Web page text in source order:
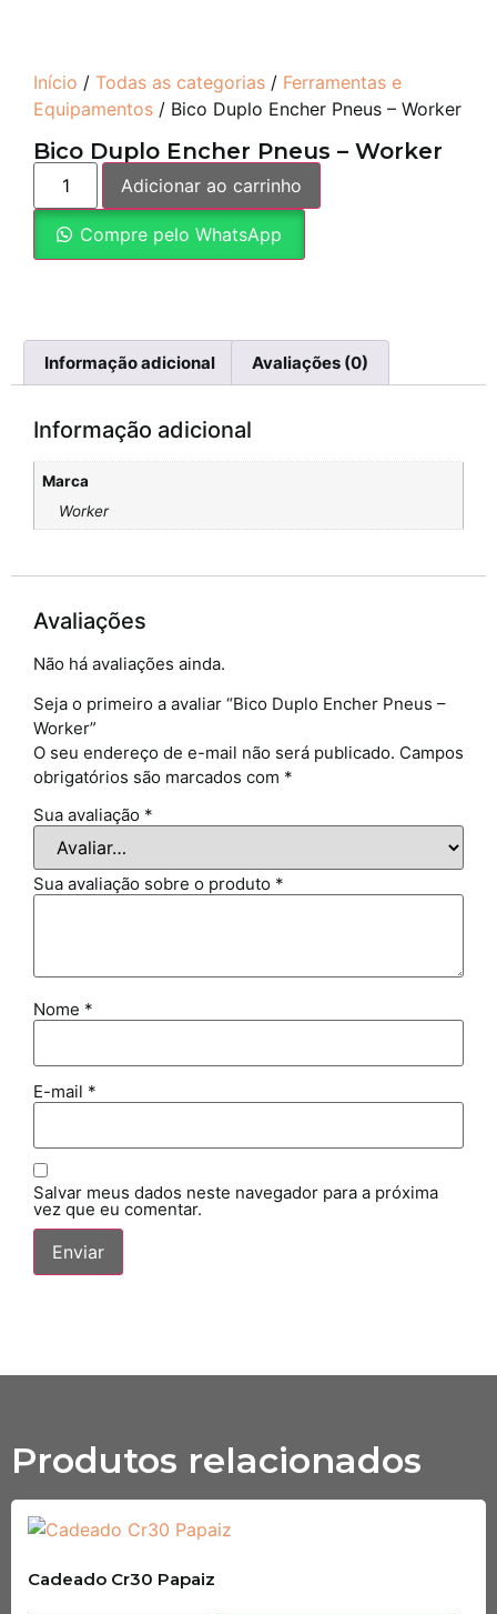
Início / Todas as categorias / Ferramentas e
Equipamentos / Bico Duplo Encher Pneus – Worker
Bico Duplo Encher Pneus – Worker
Adicionar ao carrinho
Compre pelo WhatsApp
Informação adicional Avaliações (0)
Informação adicional
Marca
Worker
Avaliações
Não há avaliações ainda.
Seja o primeiro a avaliar “Bico Duplo Encher Pneus –
Worker”
O seu endereço de e-mail não será publicado. Campos
obrigatórios são marcados com *
Sua avaliação *
Sua avaliação sobre o produto *
Nome *
E-mail *
Salvar meus dados neste navegador para a próxima
vez que eu comentar.
Produtos relacionados
Cadeado Cr30 Papaiz